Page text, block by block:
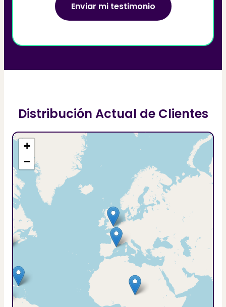
Enviar mi testimonio
Distribución Actual de Clientes